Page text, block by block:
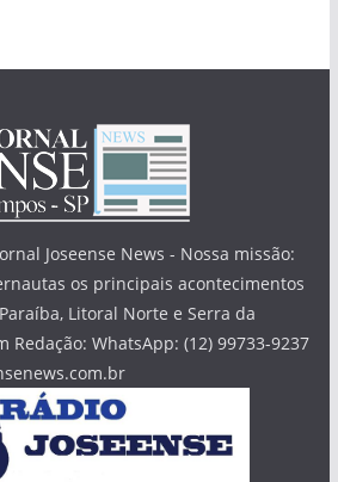
Joseense News - Nossa missão:
os principais acontecimentos
Litoral Norte e Serra da
Redação: WhatsApp: (12) 99733-9237